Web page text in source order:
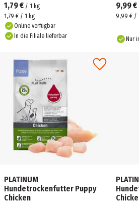
1,79 € / 1 kg
1,79 € / 1 kg
Online verfügbar
In die Filiale lieferbar
9,99 €
9,99 € /
Nur
PLATINUM
Hundetrockenfutter Puppy
Chicken